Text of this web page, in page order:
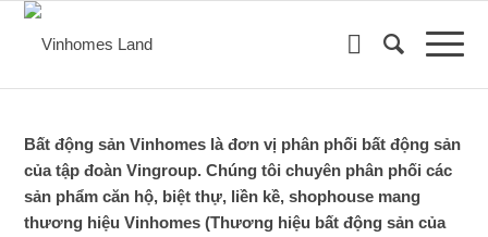
Bất động sản Vinhomes là đơn vị phân phối bất động sản
của tập đoàn Vingroup. Chúng tôi chuyên phân phối các
sản phẩm căn hộ, biệt thự, liền kề, shophouse mang
thương hiệu Vinhomes (Thương hiệu bất động sản của